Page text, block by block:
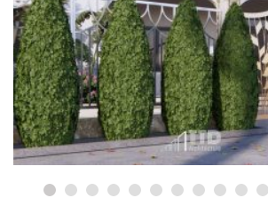
3 mẫu nhà hàng đẹp hot
tại Bắc Sơn, Lạng Sơn được
Đẹp TTD thiết kế, thi công
gói…
05/06/2023